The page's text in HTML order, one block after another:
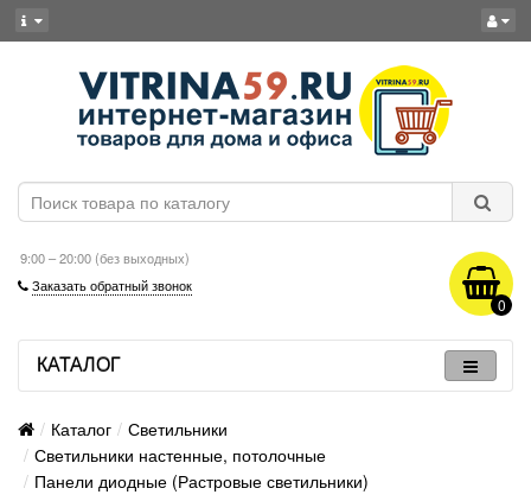
9:00 – 20:00 (без выходных)
Заказать обратный звонок
0
КАТАЛОГ
Каталог
Светильники
Светильники настенные, потолочные
Панели диодные (Растровые светильники)